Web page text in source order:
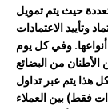
حيثيتمتمويل
وتأييدالاعتمادات
أنواعها.وفيكليوم
الأطنان منالبضائع
هذايتمعبر تداول
فقط)بينالعملاء